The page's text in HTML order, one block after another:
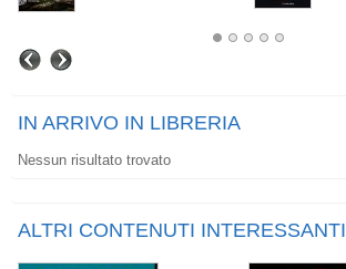
IN ARRIVO IN LIBRERIA
Nessun risultato trovato
ALTRI CONTENUTI INTERESSANTI